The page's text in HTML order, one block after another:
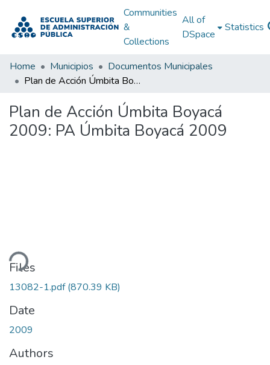
Communities
&
Collections
All of
DSpace
Statistics
Home Municipios
Documentos Municipales
Plan de Acción Úmbita Boyacá 2009: PA Úmbita Boyacá 2009
Plan de Acción Úmbita Boyacá
2009: PA Úmbita Boyacá 2009
Files
13082-1.pdf(870.39 KB)
Date
2009
Authors